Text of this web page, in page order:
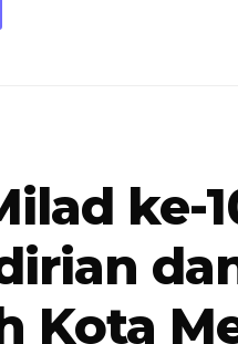
ke-
Kota